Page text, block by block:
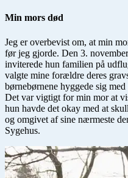
Min mors død
Jeg er overbevist om, at min
før jeg gjorde. Den 3.
inviterede hun familien på
valgte mine forældre deres
børnebørnene hyggede sig
Det var vigtigt for min mor at
hun havde det okay med at
og omgivet af sine nærmeste
Sygehus.